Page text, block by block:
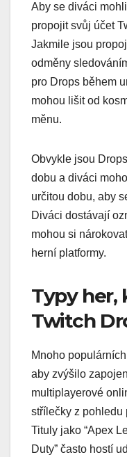
Aby se diváci
propojit svůj účet
Jakmile jsou
odměny
pro Drops během
mohou lišit od
měnu.
Obvykle jsou
dobu a diváci
určitou dobu, aby
Diváci dostávají
mohou si
herní platformy.
Typy her,
Twitch
Mnoho
aby zvýšilo
multiplayerové
střílečky z pohledu
Tituly jako “Apex
Duty” často hostí